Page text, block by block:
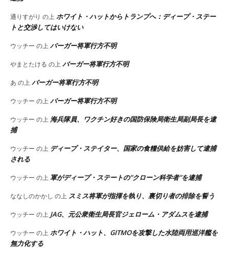
通りすがり の上 ホワイト・ハットからトランプへ：ディープ・ステー
トと交渉してはいけない
ウッチー の上 バーガー将軍行方不明
やまとたける の上 バーガー将軍行方不明
あ の上 バーガー将軍行方不明
ウッチー の上 バーガー将軍行方不明
ウッチー の上 海兵隊員、ワクチン好きの国防保険局衛生局副局長を逮
捕
ウッチー の上 ディープ・ステイター、国家の食糧供給を妨害して逮捕
される
ウッチー の上 軍がディープ・ステートの”クローン科学者”を逮捕
ななしのかかし の上 スミス将軍が指揮を執り、裏切り者の排除を誓う
ウッチー の上 JAG、元公衆衛生局長官ジェローム・アダムスを逮捕
ウッチー の上 ホワイト・ハット、GITMOを攻撃した水陸両用巡洋艦を
無力化する